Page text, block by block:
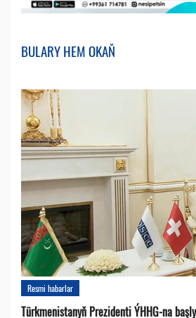
BULARY HEM OKAŇ
Resmi habarlar
Türkmenistanyň Prezidenti ÝHHG-na